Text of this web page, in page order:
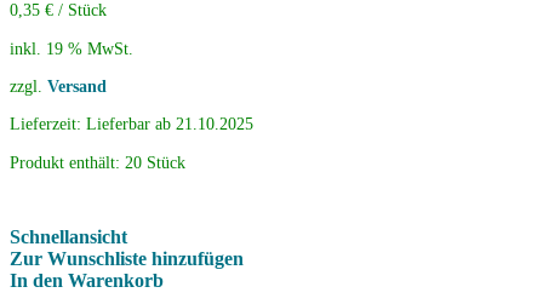
0,35 € / Stück
inkl. 19 % MwSt.
zzgl. Versand
Lieferzeit: Lieferbar ab 21.10.2025
Produkt enthält: 20 Stück
Schnellansicht
Zur Wunschliste hinzufügen
In den Warenkorb